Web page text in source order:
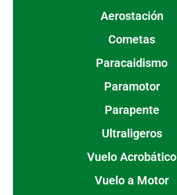
Aerostación
Cometas
Paracaidismo
Paramotor
Parapente
Ultraligeros
Vuelo Acrobático
Vuelo a Motor